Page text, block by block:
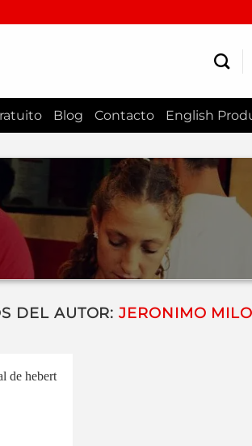
Blog Contacto English
DEL AUTOR:JERONIMO MILO